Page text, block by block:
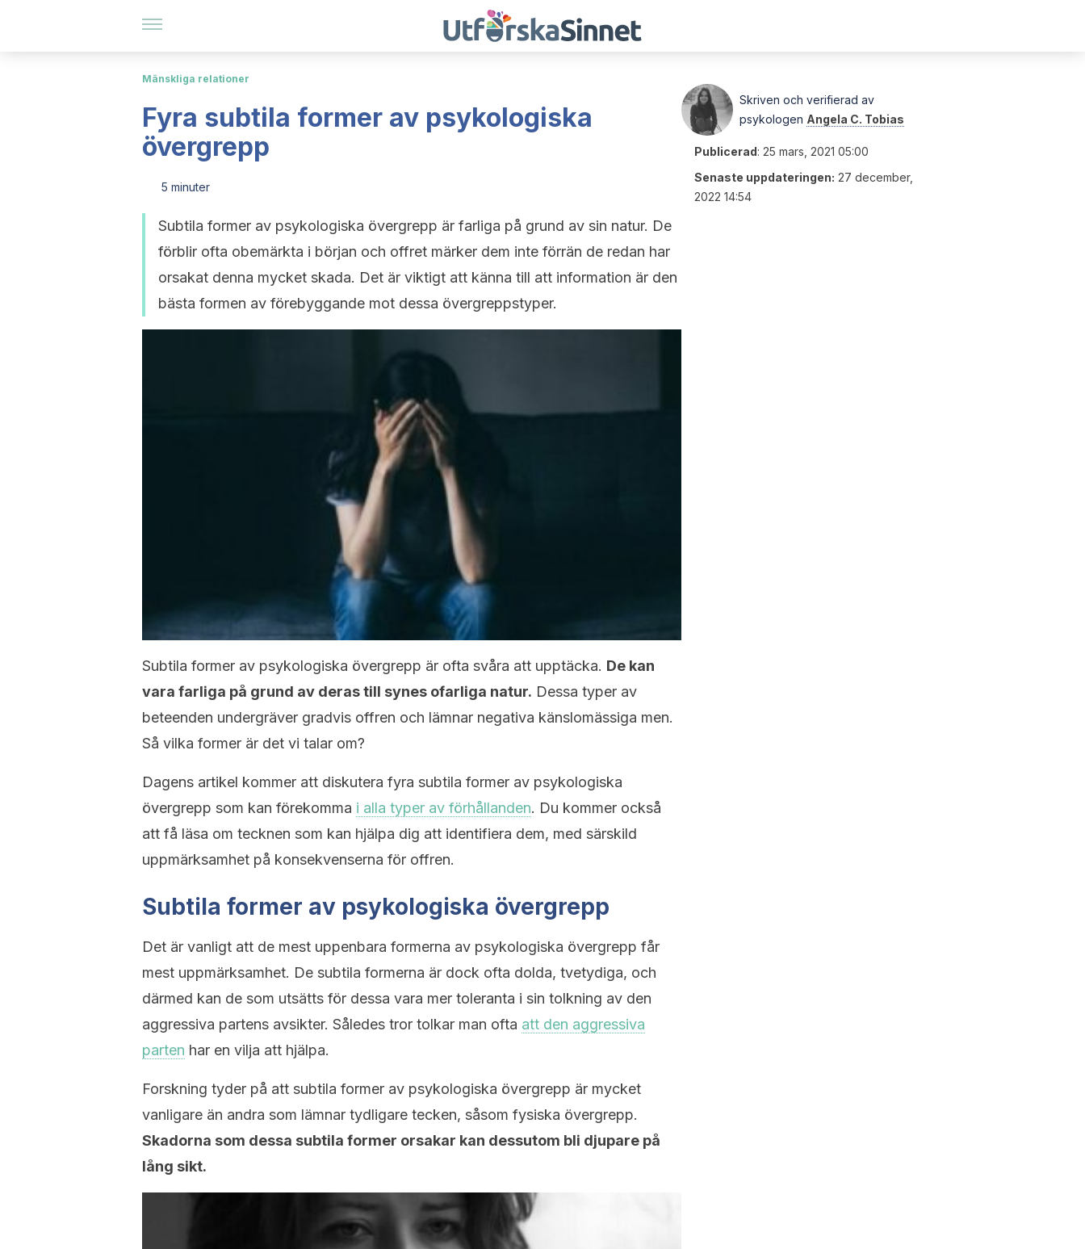
Mänskliga relationer
Fyra subtila former av psykologiska
övergrepp
5 minuter
Subtila former av psykologiska övergrepp är farliga på grund av sin natur. De
förblir ofta obemärkta i början och offret märker dem inte förrän de redan har
orsakat denna mycket skada. Det är viktigt att känna till att information är den
bästa formen av förebyggande mot dessa övergreppstyper.
Subtila former av psykologiska övergrepp är ofta svåra att upptäcka. De kan
vara farliga på grund av deras till synes ofarliga natur. Dessa typer av
beteenden undergräver gradvis offren och lämnar negativa känslomässiga men.
Så vilka former är det vi talar om?
Dagens artikel kommer att diskutera fyra subtila former av psykologiska
övergrepp som kan förekomma i alla typer av förhållanden. Du kommer också
att få läsa om tecknen som kan hjälpa dig att identifiera dem, med särskild
uppmärksamhet på konsekvenserna för offren.
Subtila former av psykologiska övergrepp
Det är vanligt att de mest uppenbara formerna av psykologiska övergrepp får
mest uppmärksamhet. De subtila formerna är dock ofta dolda, tvetydiga, och
därmed kan de som utsätts för dessa vara mer toleranta i sin tolkning av den
aggressiva partens avsikter. Således tror tolkar man ofta att den aggressiva
parten har en vilja att hjälpa.
Forskning tyder på att subtila former av psykologiska övergrepp är mycket
vanligare än andra som lämnar tydligare tecken, såsom fysiska övergrepp.
Skadorna som dessa subtila former orsakar kan dessutom bli djupare på
lång sikt.
Skriven och verifierad av
psykologen Angela C. Tobias
Publicerad: 25 mars, 2021 05:00
Senaste uppdateringen: 27 december,
2022 14:54